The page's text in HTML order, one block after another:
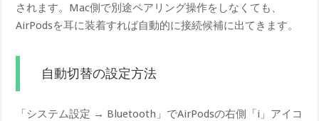
されます。Mac側で別途ペアリング操作をしなくても、
AirPodsを耳に装着すれば自動的に接続候補に出てきます。
自動切替の設定方法
「システム設定 → Bluetooth」でAirPodsの右側「i」アイコ